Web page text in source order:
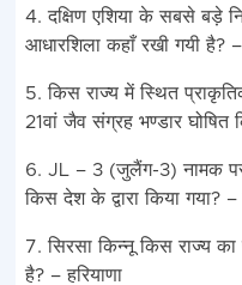
4. दक्षिण एशिया के सबसे बड़े
आधारशिला कहाँ रखी गयी है?
5. किस राज्य में स्थित
21वां जैव संग्रह भण्डार घोषित
6. JL – 3 (जुलैंग-3) नामक
किस देश के द्वारा किया गया? –
7. सिरसा किन्नू किस राज्य
है? – हरियाणा